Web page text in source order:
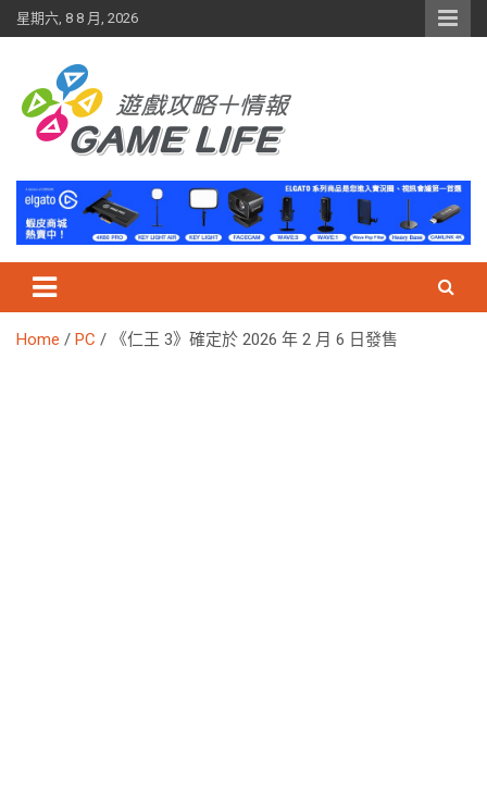
Skip
to
星期六, 8 8 月, 2026
Home PC 《仁王 3》確定於 2026 年 2 月 6 日發售